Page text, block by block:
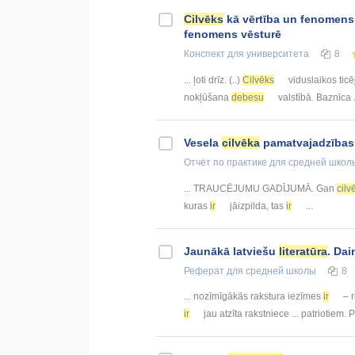
Cilvēks kā vērtība un
fenomens vēsturē
Конспект для университета 8
... ļoti drīz. (..) Cilvēks
viduslaikos
nokļūšana debesu valstībā.
Vesela cilvēka
Отчёт по практике для средней
... TRAUCĒJUMU GADĪJUMĀ. Gan
kuras ir jāizpilda, tas ir
Jaunākā latviešu literatūra.
Реферат для средней школы 8
... nozīmīgākās rakstura iezīmes ir
–
ir
jau atzīta rakstniece ... patriotiem.